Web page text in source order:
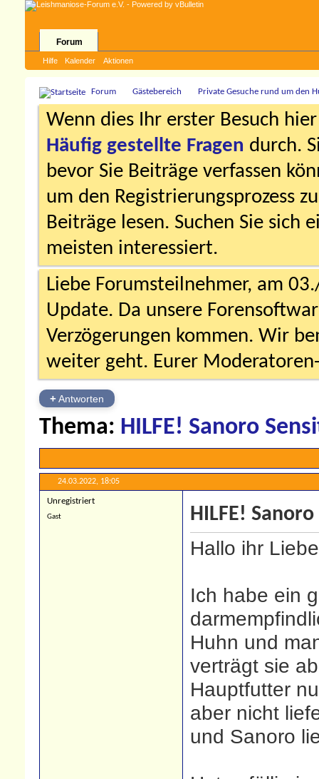
Forum
Hilfe Kalender Aktionen
Forum Gästebereich Private Gesuche rund um den
Wenn dies Ihr erster Besuch
Häufig gestellte Fragen durch.
bevor Sie Beiträge verfassen
um den Registrierungsprozess
Beiträge lesen. Suchen Sie sich
meisten interessiert.
Liebe Forumsteilnehmer, am
Update. Da unsere
Verzögerungen kommen. Wir
weiter geht. Eurer
+Antworten
Thema: HILFE! Sanoro
24.03.2022, 18:05
Unregistriert
Gast HILFE!
Hallo ihr
Ich habe ein
Huhn und
verträgt sie
Hauptfutter
aber nicht
und Sanoro